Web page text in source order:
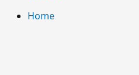
Home